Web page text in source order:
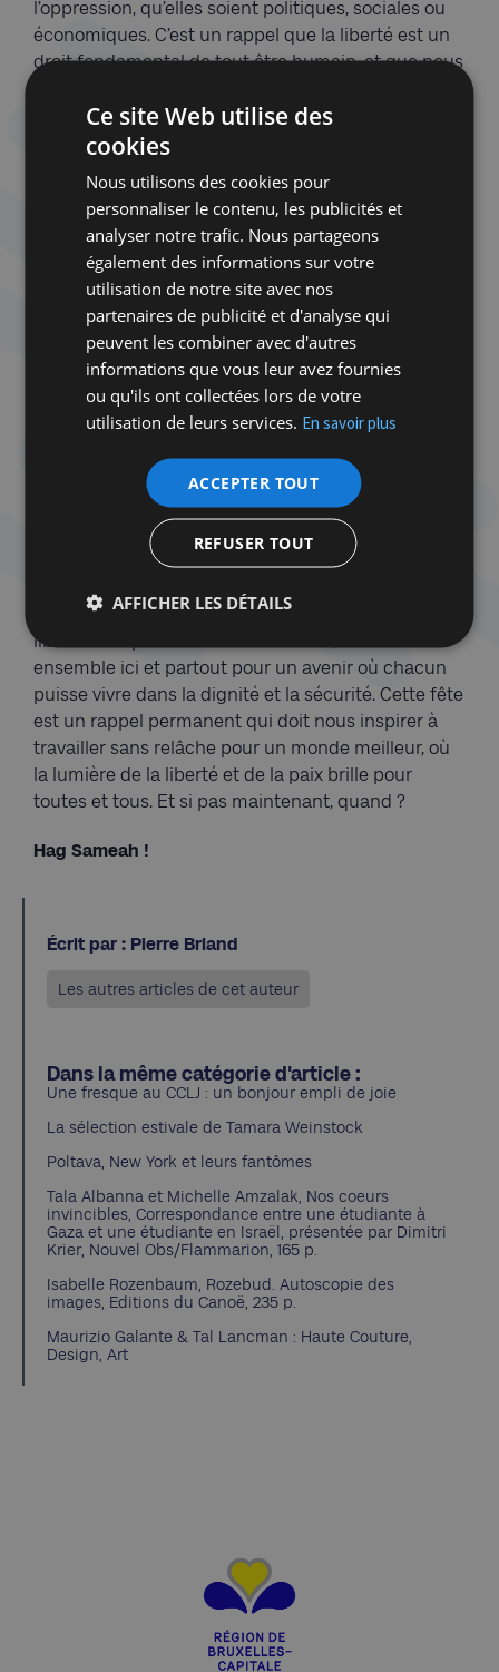
l’oppression, qu’elles soient politiques, sociales ou
économiques. C’est un rappel que la liberté est un
droit fondamental de tout être humain, et que nous
liberté, non seulement pour nous-mêmes, mais
aussi pour les autres.
En Israël et en Palestine, région marquée par des
décennies de conflits et de souffrances, le
message de Pessah prend une résonance
particulière. Aujourd’hui plus que jamais une
libération s’impose :de l’escalade de la violence, de
l’occupation, du terrorisme, de la peur et des
préjugés qui divisent les communautés. Dans
l’optique d’une paix durable et équitable qui
permettrait à chacun de vivre dans la sécurité et la
prospérité.
En cette période de Pessah, alors que nous nous
rassemblerons autour de la table du seder pour
commémorer notre histoire, nos traditions et la
construction de notre identité juive, rappelons-
notre humanité commune. Le combat pour la
liberté et la paix est de notre ressort, en œuvrant
ensemble ici et partout pour un avenir où chacun
puisse vivre dans la dignité et la sécurité. Cette fête
est un rappel permanent qui doit nous inspirer à
travailler sans relâche pour un monde meilleur, où
la lumière de la liberté et de la paix brille pour
toutes et tous. Et si pas maintenant, quand ?
Hag Sameah !
Écrit par : Pierre Briand
Les autres articles de cet auteur
Dans la même catégorie d'article :
Une fresque au CCLJ : un bonjour empli de joie
La sélection estivale de Tamara Weinstock
Poltava, New York et leurs fantômes
Tala Albanna et Michelle Amzalak, Nos coeurs
invincibles, Correspondance entre une étudiante à
Gaza et une étudiante en Israël, présentée par Dimitri
Krier, Nouvel Obs/Flammarion, 165 p.
Isabelle Rozenbaum, Rozebud. Autoscopie des
images, Editions du Canoë, 235 p.
Maurizio Galante & Tal Lancman : Haute Couture,
Design, Art
Ce site Web utilise des
cookies
Nous utilisons des cookies pour
personnaliser le contenu, les publicités et
analyser notre trafic. Nous partageons
également des informations sur votre
utilisation de notre site avec nos
partenaires de publicité et d'analyse qui
peuvent les combiner avec d'autres
informations que vous leur avez fournies
ou qu'ils ont collectées lors de votre
utilisation de leurs services. En savoir plus
ACCEPTER TOUT
REFUSER TOUT
AFFICHER LES DÉTAILS